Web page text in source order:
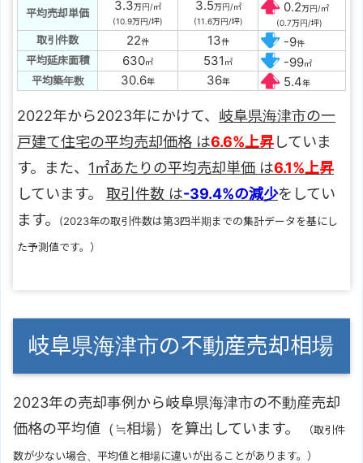
平均売却単価 3.3万円/㎡
(10.9万円/坪)
3.5万円/㎡
(11.6万円/坪)
0.2万円/㎡
(0.7万円/坪)
取引件数 22件 13件 -9件
平均延床面積 630㎡ 531 ㎡ -99㎡
平均築年数 30.6年 36年 5.4年
2022年から2023年にかけて、 岐阜県海津市の一
戸建て住宅の平均売却価格 は6.6%上昇していま
す。また、 1㎡あたりの平均売却単価 は6.1%上昇
しています。 取引件数 は-39.4%の減少をしてい
ます。
(2023年の取引件数は第3四半期までの集計データを基にし
た予測値です。）
岐阜県海津市の不動産売却相場
2023年の売却事例から岐阜県海津市の不動産売却
価格の平均値（≒相場）を算出しています。
（取引件
数が少ない場合、平均値と相場に違いが出ることがあります。）